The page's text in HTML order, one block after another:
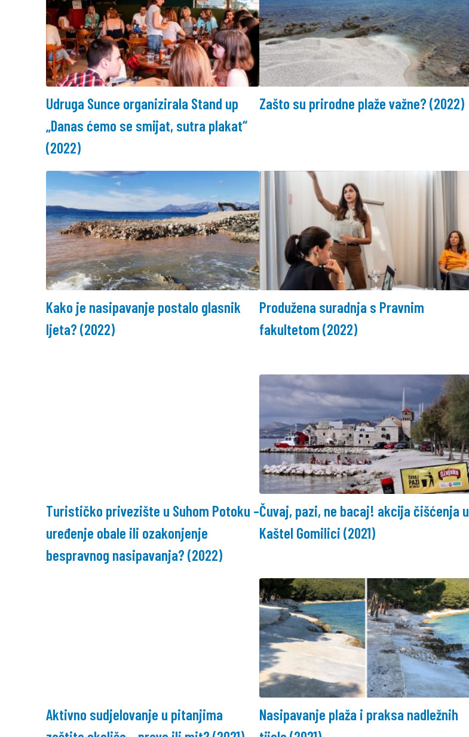
Udruga Sunce organizirala Stand up
„Danas ćemo se smijat, sutra plakat“
(2022)
Zašto su prirodne plaže važne? (2022)
Kako je nasipavanje postalo glasnik
ljeta? (2022)
Produžena suradnja s Pravnim
fakultetom (2022)
Turističko privezište u Suhom Potoku –
uređenje obale ili ozakonjenje
bespravnog nasipavanja? (2022)
Čuvaj, pazi, ne bacaj! akcija čišćenja u
Kaštel Gomilici (2021)
Aktivno sudjelovanje u pitanjima
Nasipavanje plaža i praksa nadležnih